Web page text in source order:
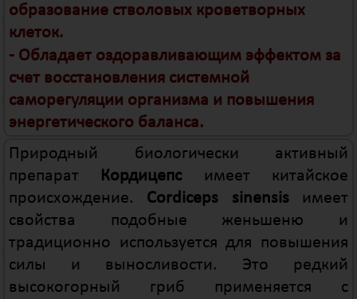
образование стволовых кроветворных
клеток.
- Обладает оздоравливающим эффектом за
счет восстановления системной
саморегуляции организма и повышения
энергетического баланса.
Природный биологически активный
препарат Кордицепсимеет китайское
происхождение. Cordiceps sinensisимеет
свойства подобные женьшеню и
традиционно используется для повышения
силы и выносливости. Это редкий
высокогорный гриб применяется с